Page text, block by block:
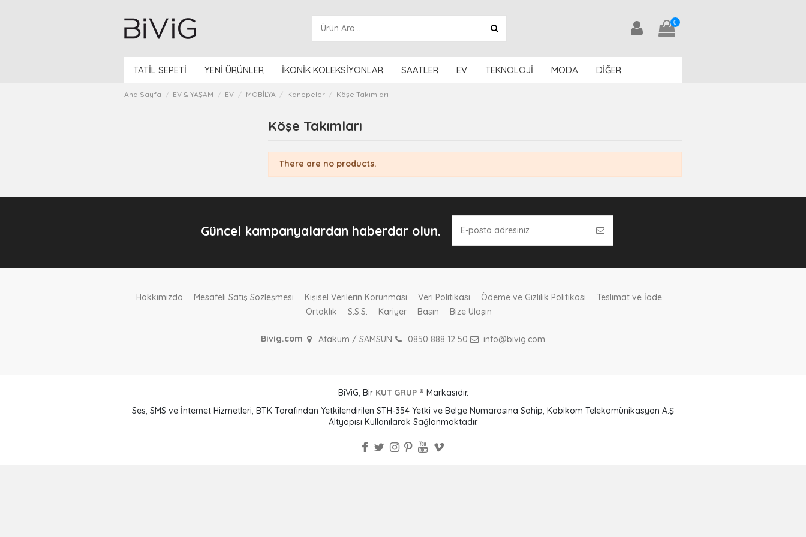
0
TATİL SEPETİ YENİ ÜRÜNLER İKONİK KOLEKSİYONLAR SAATLER EV TEKNOLOJİ MODA DİĞER
Ana Sayfa EV & YAŞAM EV MOBİLYA Kanepeler Köşe Takımları
Köşe Takımları
There are no products.
Güncel kampanyalardan haberdar olun.
Hakkımızda Mesafeli Satış Sözleşmesi Kişisel Verilerin Korunması Veri Politikası Ödeme ve Gizlilik Politikası
Teslimat ve İade
Ortaklık
S.S.S. Kariyer Basın Bize Ulaşın
Bivig.com Atakum / SAMSUN 0850 888 12 50 info@bivig.com
BiViG, Bir KUT GRUP ® Markasıdır.
Ses, SMS ve İnternet Hizmetleri, BTK Tarafından Yetkilendirilen STH-354 Yetki ve Belge Numarasına Sahip, Kobikom Telekomünikasyon A.Ş
Altyapısı Kullanılarak Sağlanmaktadır.